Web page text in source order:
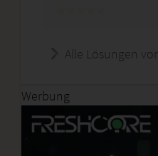
Alle Lösungen
Werbung